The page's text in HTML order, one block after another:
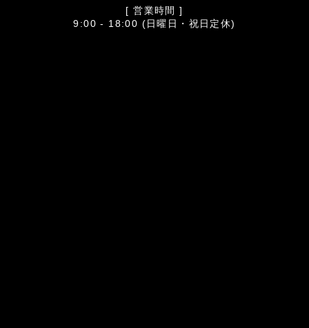
[ 営業時間 ]
9:00 - 18:00 (日曜日・祝日定休)